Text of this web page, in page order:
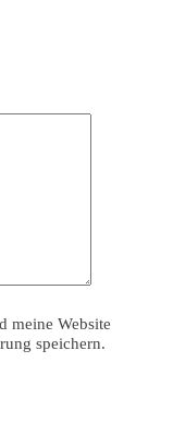
meine Website
speichern.